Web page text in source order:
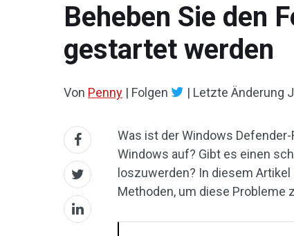
Beheben Sie den
gestartet werden
Von Penny | Folgen | Letzte Änderung
Was ist der Windows
Windows auf? Gibt es einen
loszuwerden? In diesem Artikel
Methoden, um diese Probleme